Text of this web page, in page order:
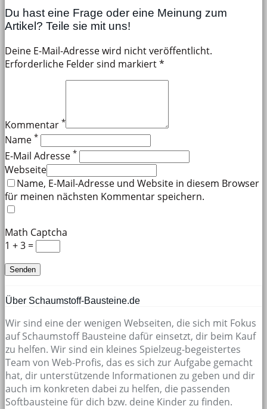
Du hast eine Frage oder eine Meinung zum
Artikel? Teile sie mit uns!
Deine E-Mail-Adresse wird nicht veröffentlicht.
Erforderliche Felder sind markiert *
Kommentar *
Name *
E-Mail Adresse *
Webseite
Name, E-Mail-Adresse und Website in diesem Browser
für meinen nächsten Kommentar speichern.
Math Captcha
1 + 3 =
Über Schaumstoff-Bausteine.de
Wir sind eine der wenigen Webseiten, die sich mit Fokus
auf Schaumstoff Bausteine dafür einsetzt, dir beim Kauf
zu helfen. Wir sind ein kleines Spielzeug-begeistertes
Team von Web-Profis, das es sich zur Aufgabe gemacht
hat, dir unterstützende Informationen zu geben und dir
auch im konkreten dabei zu helfen, die passenden
Softbausteine für dich bzw. deine Kinder zu finden.